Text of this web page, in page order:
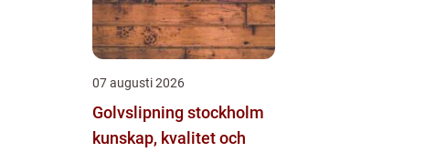
07 augusti 2026
Golvslipning stockholm
kunskap, kvalitet och